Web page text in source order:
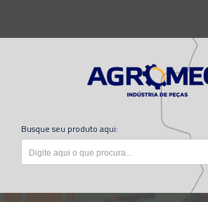
Busque seu produto aqui: